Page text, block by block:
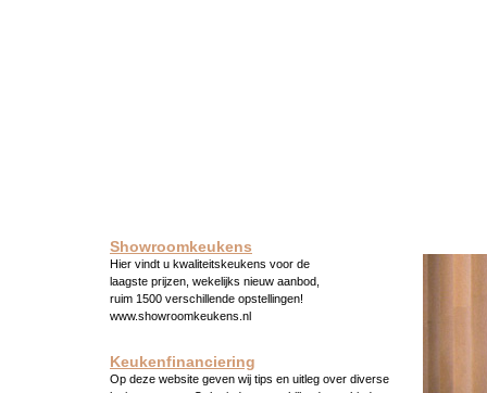
Showroomkeukens
Hier vindt u kwaliteitskeukens voor de
laagste prijzen, wekelijks nieuw aanbod,
ruim 1500 verschillende opstellingen!
www.showroomkeukens.nl
Keukenfinanciering
Op deze website geven wij tips en uitleg over diverse